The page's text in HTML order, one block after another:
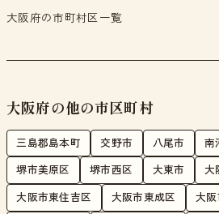
大阪府の市町村区一覧
大阪府の他の市区町村
三島郡島本町 交野市 八尾市 南
堺市美原区 堺市西区 大東市 大
大阪市東住吉区 大阪市東成区 大